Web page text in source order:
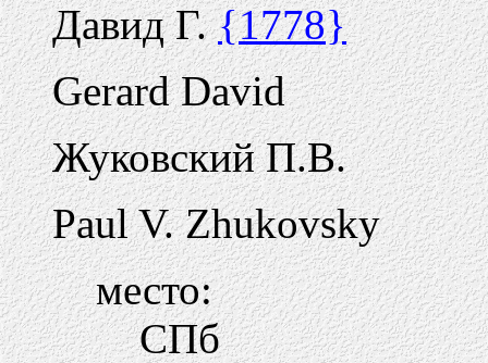
Давид Г.{1778}
Gerard David
Жуковский П.В.
Paul V. Zhukovsky
место:
СПб